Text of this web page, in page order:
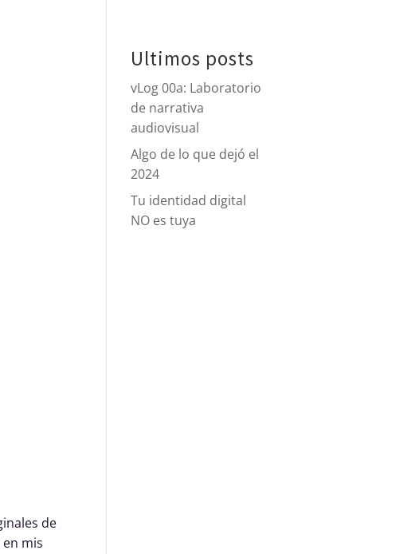
de
mis
Ultimos posts
vLog 00a: Laboratorio
de narrativa
audiovisual
Algo de lo que dejó el
2024
Tu identidad digital
NO es tuya